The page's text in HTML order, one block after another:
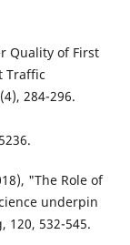
Quality of First
Traffic
284-296.
"The Role of
underpin
120, 532-545.